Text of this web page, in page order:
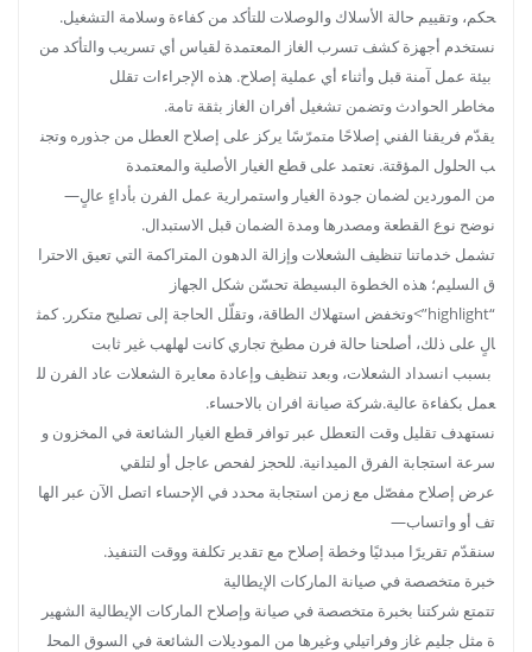
حكم، وتقييم حالة الأسلاك والوصلات للتأكد من كفاءة وسلامة التشغيل.
نستخدم أجهزة كشف تسرب الغاز المعتمدة لقياس أي تسريب والتأكد من
بيئة عمل آمنة قبل وأثناء أي عملية إصلاح. هذه الإجراءات تقلل
مخاطر الحوادث وتضمن تشغيل أفران الغاز بثقة تامة.
يقدّم فريقنا الفني إصلاحًا متمرّسًا يركز على إصلاح العطل من جذوره وتجن
ب الحلول المؤقتة. نعتمد على قطع الغيار الأصلية والمعتمدة
من الموردين لضمان جودة الغيار واستمرارية عمل الفرن بأداءٍ عالٍ—
نوضح نوع القطعة ومصدرها ومدة الضمان قبل الاستبدال.
تشمل خدماتنا تنظيف الشعلات وإزالة الدهون المتراكمة التي تعيق الاحترا
ق السليم؛ هذه الخطوة البسيطة تحسّن شكل الجهاز
“highlight”>وتخفض استهلاك الطاقة، وتقلّل الحاجة إلى تصليح متكرر. كمث
الٍ على ذلك، أصلحنا حالة فرن مطبخ تجاري كانت لهلهب غير ثابت
بسبب انسداد الشعلات، وبعد تنظيف وإعادة معايرة الشعلات عاد الفرن لل
عمل بكفاءة عالية.شركة صيانة افران بالاحساء.
نستهدف تقليل وقت التعطل عبر توافر قطع الغيار الشائعة في المخزون و
سرعة استجابة الفرق الميدانية. للحجز لفحص عاجل أو لتلقي
عرض إصلاح مفصّل مع زمن استجابة محدد في الإحساء اتصل الآن عبر الها
تف أو واتساب—
سنقدّم تقريرًا مبدئيًا وخطة إصلاح مع تقدير تكلفة ووقت التنفيذ.
خبرة متخصصة في صيانة الماركات الإيطالية
تتمتع شركتنا بخبرة متخصصة في صيانة وإصلاح الماركات الإيطالية الشهير
ة مثل جليم غاز وفراتيلي وغيرها من الموديلات الشائعة في السوق المحل